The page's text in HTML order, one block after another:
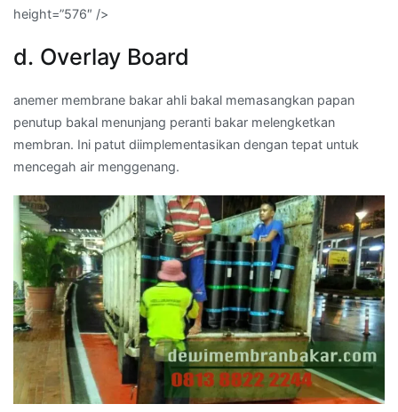
height=”576″ />
d. Overlay Board
anemer membrane bakar ahli bakal memasangkan papan
penutup bakal menunjang peranti bakar melengketkan
membran. Ini patut diimplementasikan dengan tepat untuk
mencegah air menggenang.